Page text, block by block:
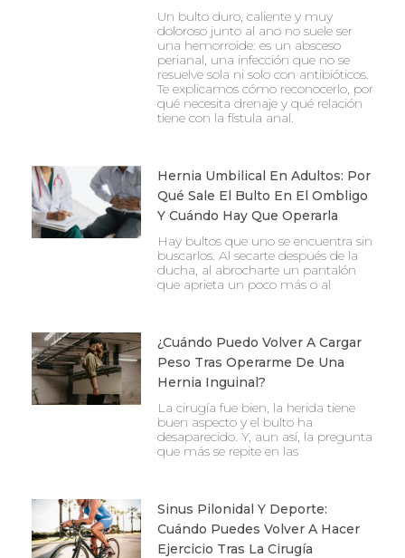
Un bulto duro, caliente y muy
doloroso junto al ano no suele ser
una hemorroide: es un absceso
perianal, una infección que no se
resuelve sola ni solo con antibióticos.
Te explicamos cómo reconocerlo, por
qué necesita drenaje y qué relación
tiene con la fístula anal.
Hernia Umbilical En Adultos: Por
Qué Sale El Bulto En El Ombligo
Y Cuándo Hay Que Operarla
Hay bultos que uno se encuentra sin
buscarlos. Al secarte después de la
ducha, al abrocharte un pantalón
que aprieta un poco más o al
¿Cuándo Puedo Volver A Cargar
Peso Tras Operarme De Una
Hernia Inguinal?
La cirugía fue bien, la herida tiene
buen aspecto y el bulto ha
desaparecido. Y, aun así, la pregunta
que más se repite en las
Sinus Pilonidal Y Deporte:
Cuándo Puedes Volver A Hacer
Ejercicio Tras La Cirugía